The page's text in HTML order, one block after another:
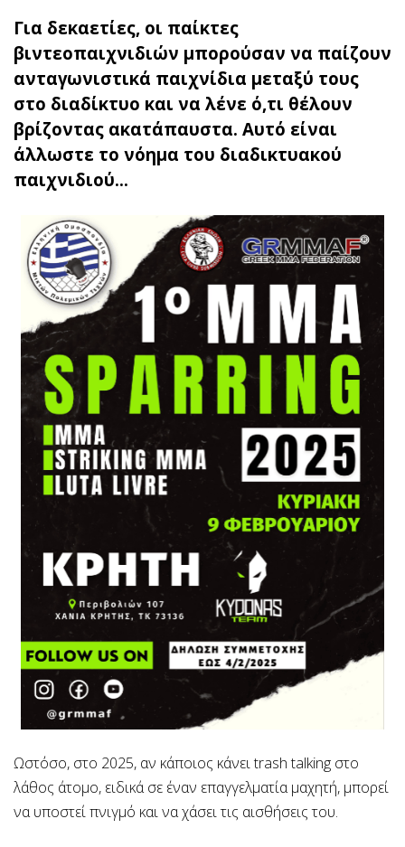
Για δεκαετίες, οι παίκτες
βιντεοπαιχνιδιών μπορούσαν να παίζουν
ανταγωνιστικά παιχνίδια μεταξύ τους
στο διαδίκτυο και να λένε ό,τι θέλουν
βρίζοντας ακατάπαυστα. Αυτό είναι
άλλωστε το νόημα του διαδικτυακού
παιχνιδιού...
Ωστόσο, στο 2025, αν κάποιος κάνει trash talking στο
λάθος άτομο, ειδικά σε έναν επαγγελματία μαχητή, μπορεί
να υποστεί πνιγμό και να χάσει τις αισθήσεις του.